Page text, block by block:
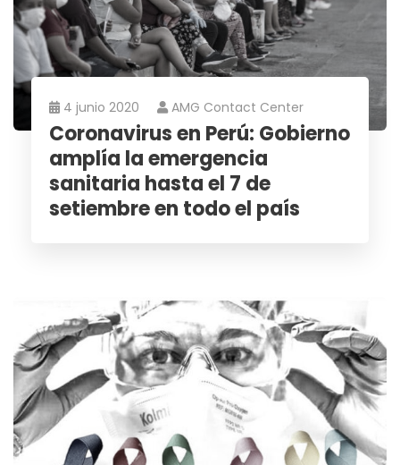
4 junio 2020 AMG Contact Center
Coronavirus en Perú: Gobierno
amplía la emergencia
sanitaria hasta el 7 de
setiembre en todo el país